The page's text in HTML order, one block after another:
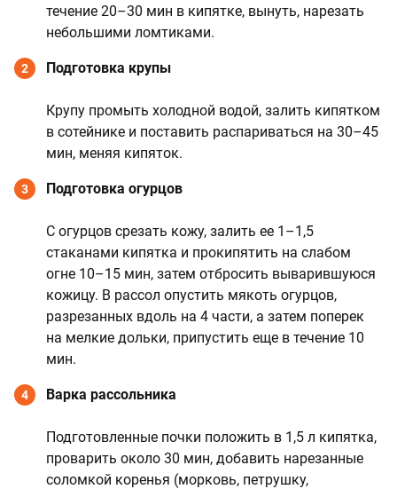
течение 20–30 мин в кипятке, вынуть, нарезать
небольшими ломтиками.
2 Подготовка крупы
Крупу промыть холодной водой, залить кипятком
в сотейнике и поставить распариваться на 30–45
мин, меняя кипяток.
3 Подготовка огурцов
С огурцов срезать кожу, залить ее 1–1,5
стаканами кипятка и прокипятить на слабом
огне 10–15 мин, затем отбросить выварившуюся
кожицу. В рассол опустить мякоть огурцов,
разрезанных вдоль на 4 части, а затем поперек
на мелкие дольки, припустить еще в течение 10
мин.
4 Варка рассольника
Подготовленные почки положить в 1,5 л кипятка,
проварить около 30 мин, добавить нарезанные
соломкой коренья (морковь, петрушку,